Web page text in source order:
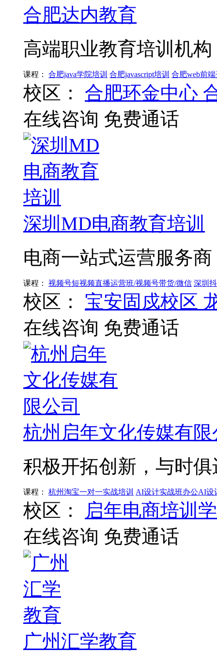
合肥达内教育
高端职业教育培训机构
课程： 合肥java学院培训 合肥javascript培训 合肥web前
校区： 合肥环金中心
在线咨询 免费通话
深圳MD电商教育培训
电商一站式运营服务商
课程： 视频号短视频直播运营班/视频号带货/微信 深圳
校区： 宝安固戍校区
在线咨询 免费通话
杭州启年文化传媒有限
积极开拓创新，与时俱
课程： 杭州淘宝一对一实战培训 AI设计实战班办公AI设
校区：
启年电商培训
在线咨询 免费通话
广州汇学教育